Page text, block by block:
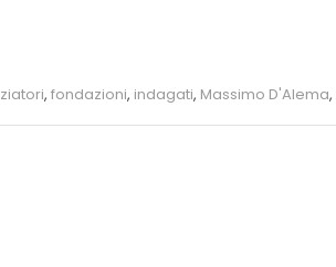
, fondazioni, indagati, Massimo D'Alema,